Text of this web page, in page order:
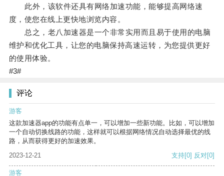
此外，该软件还具有网络加速功能，能够提高网络速
度，使您在线上更快地浏览内容。
总之，老八加速器是一个非常实用而且易于使用的电脑
维护和优化工具，让您的电脑保持高速运转，为您提供更好
的使用体验。
#3#
评论
游客
这款加速器app的功能有点单一，可以增加一些新功能。比如，可以增加
一个自动切换线路的功能，这样就可以根据网络情况自动选择最优的线
路，从而获得更好的加速效果。
2023-12-21
支持[0] 反对[0]
游客